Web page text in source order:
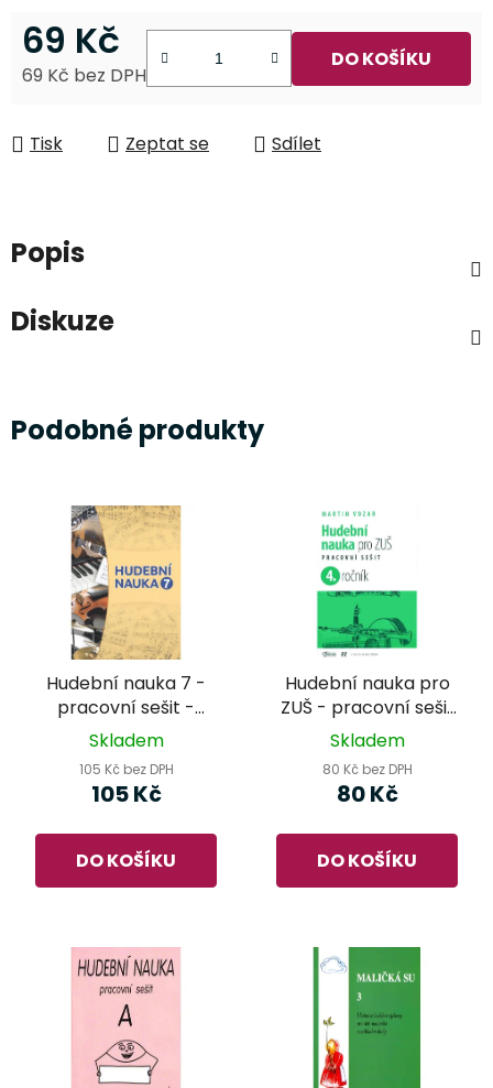
69 Kč
69 Kč bez DPH
DO KOŠÍKU
Tisk Zeptat se Sdílet
Popis
Diskuze
Podobné produkty
Hudební nauka 7 -
pracovní sešit -
Martin Vozar
Skladem
105 Kč bez DPH
105 Kč
DO KOŠÍKU
Hudební nauka pro
ZUŠ - pracovní sešit
4.ročník - Martin
Skladem
80 Kč bez DPH
80 Kč
DO KOŠÍKU